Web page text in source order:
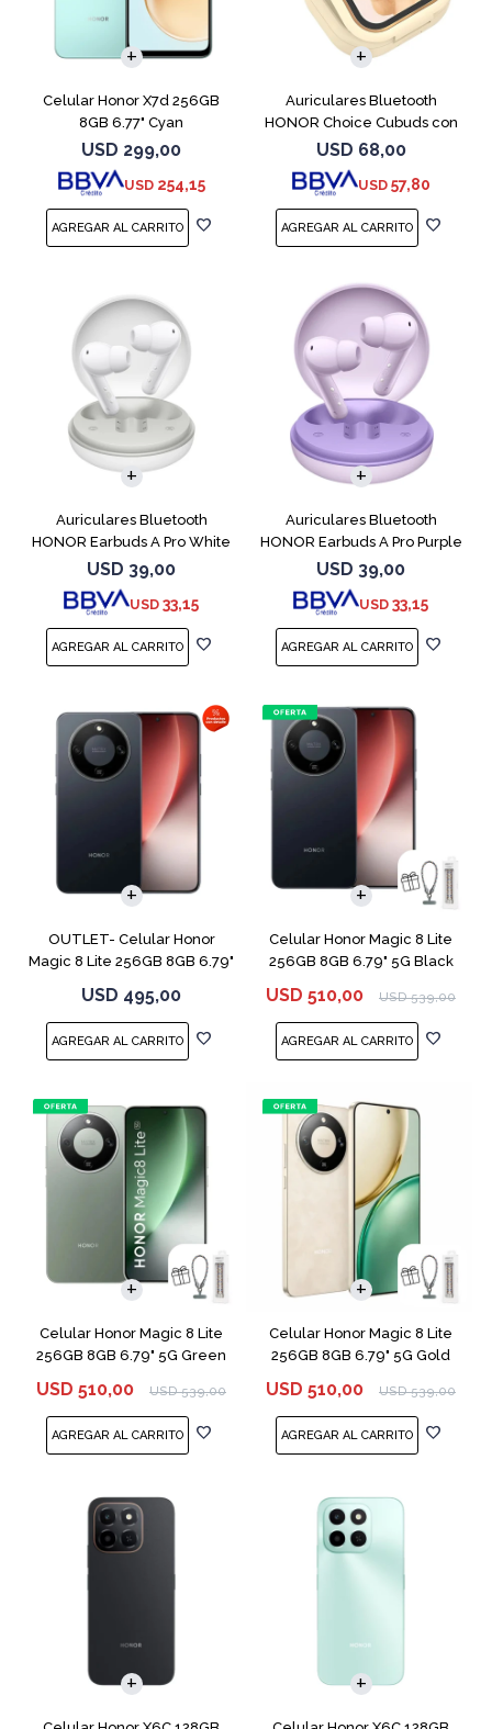
Celular Honor X7d 256GB
8GB 6.77" Cyan
USD 299,00
USD 254,15
COMPARAR
Auriculares Bluetooth
HONOR Choice Cubuds con
Pantalla Beige
USD 68,00
USD 57,80
Auriculares Bluetooth
HONOR Earbuds A Pro White
USD 39,00
USD 33,15
Auriculares Bluetooth
HONOR Earbuds A Pro Purple
USD 39,00
USD 33,15
OUTLET- Celular Honor
Magic 8 Lite 256GB 8GB 6.79"
USD 495,00
Celular Honor Magic 8 Lite
256GB 8GB 6.79" 5G Black
USD 510,00 USD 539,00
COMPARAR
Celular Honor Magic 8 Lite
256GB 8GB 6.79" 5G Green
USD 510,00 USD 539,00
COMPARAR
Celular Honor Magic 8 Lite
256GB 8GB 6.79" 5G Gold
USD 510,00 USD 539,00
COMPARAR
COMPARAR COMPARAR